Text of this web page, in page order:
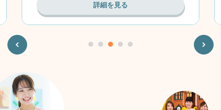
Previous
詳細を見る
Next